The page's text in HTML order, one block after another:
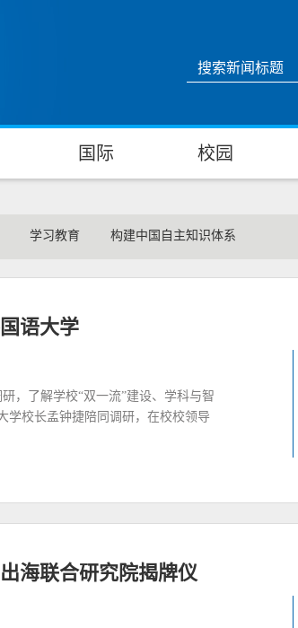
国际 校园
学习教育 构建中国自主知识体系
语大学
，了解学校“双一流”建设、学科与智
学校长孟钟捷陪同调研，在校校领导
海联合研究院揭牌仪